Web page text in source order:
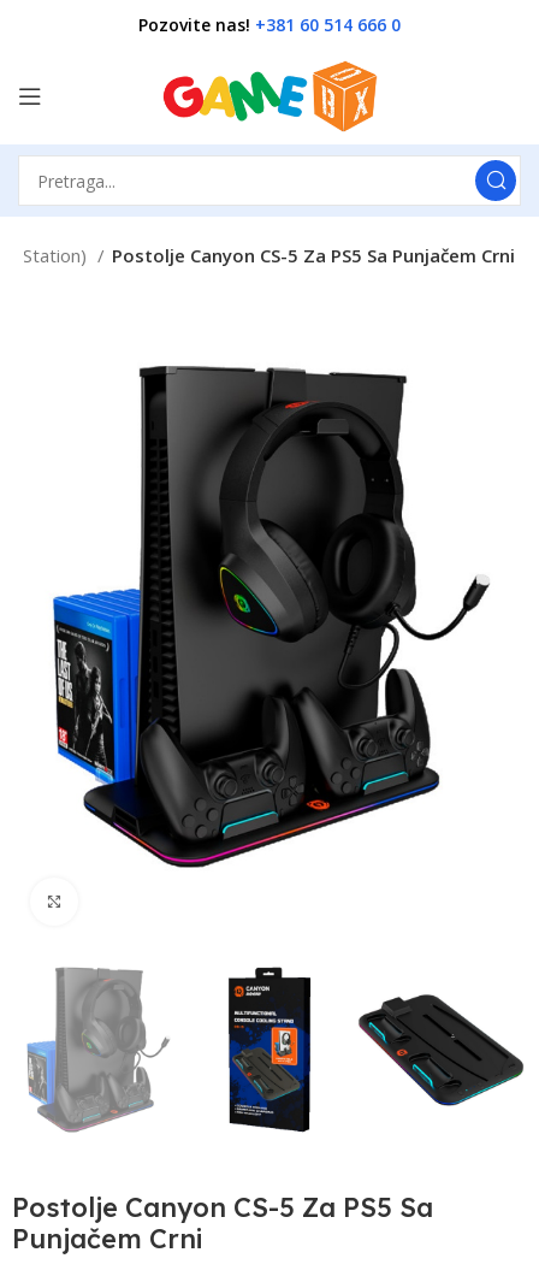
Pozovite nas! +381 60 514 666 0
Station) Postolje Canyon CS-5 Za PS5 Sa Punjačem Crni
Postolje Canyon CS-5 Za PS5 Sa
Punjačem Crni